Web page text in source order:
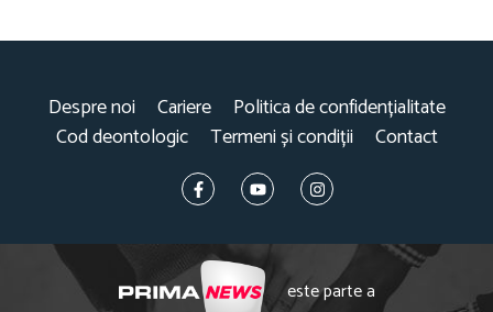
Despre noi Cariere
Politica de confidențialitate
Cod deontologic
Termeni și condiții Contact
este parte a